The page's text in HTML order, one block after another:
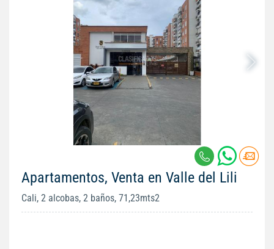
Apartamentos, Venta en Valle del Lili
Cali, 2 alcobas, 2 baños, 71,23mts2